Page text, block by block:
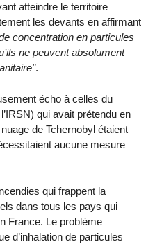
atteindre le territoire
les devants en affirmant
concentration en particules
ne peuvent absolument
.
écho à celles du
qui avait prétendu en
de Tchernobyl étaient
aucune mesure
qui frappent la
dans tous les pays qui
France. Le problème
d’inhalation de particules